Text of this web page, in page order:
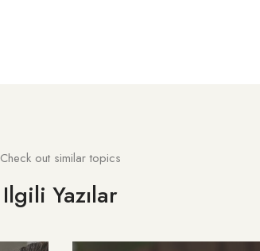
Check out similar topics
Ilgili Yazılar